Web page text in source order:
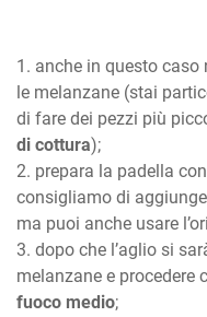
anche in questo
le melanzane (stai
di fare dei pezzi più
di cottura);
prepara la padella
consigliamo di
ma puoi anche usare
dopo che l’aglio si
melanzane e procedere
fuoco medio;